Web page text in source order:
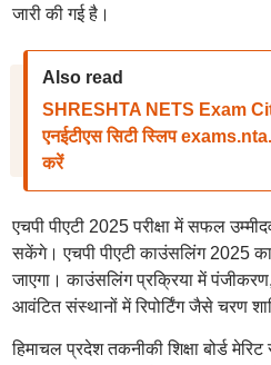
जारी की गई है।
Also read
SHRESHTA NETS Exam
एनईटीएस सिटी स्लिप
करें
एचपी पीएटी 2025 परीक्षा में सफल
सकेंगे। एचपी पीएटी काउंसलिंग 2025
जाएगा। काउंसलिंग प्रक्रिया में
आवंटित संस्थानों में रिपोर्टिंग जैसे चरण
हिमाचल प्रदेश तकनीकी शिक्षा बोर्ड